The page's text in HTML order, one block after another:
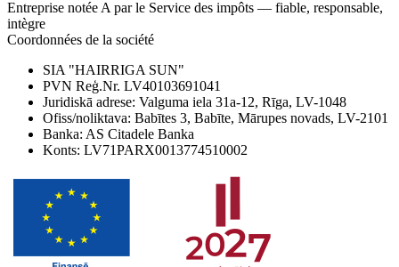
Entreprise notée A par le Service des impôts — fiable, responsable,
intègre
Coordonnées de la société
SIA "HAIRRIGA SUN"
PVN Reģ.Nr. LV40103691041
Juridiskā adrese: Valguma iela 31a-12, Rīga, LV-1048
Ofiss/noliktava: Babītes 3, Babīte, Mārupes novads, LV-2101
Banka: AS Citadele Banka
Konts: LV71PARX0013774510002